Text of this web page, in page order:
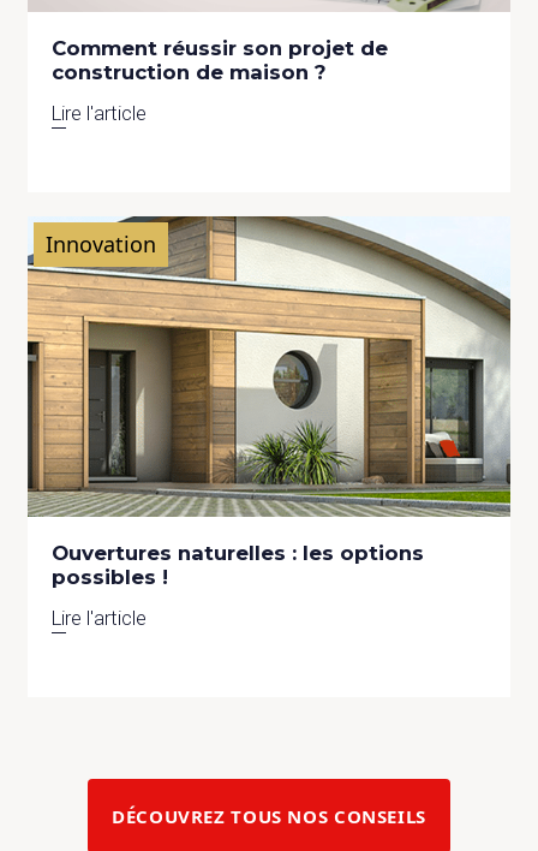
Comment réussir son projet de
construction de maison ?
Lire l'article
Innovation
Ouvertures naturelles : les options
possibles !
Lire l'article
DÉCOUVREZ TOUS NOS CONSEILS